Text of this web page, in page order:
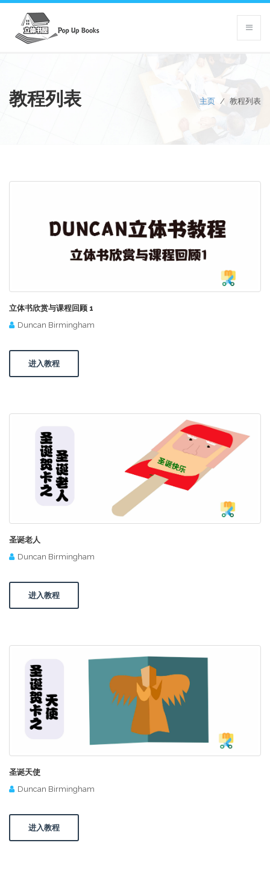
教程列表 主页 / 教程列表
立体书欣赏与课程回顾 1
Duncan Birmingham
进入教程
圣诞老人
Duncan Birmingham
进入教程
圣诞天使
Duncan Birmingham
进入教程